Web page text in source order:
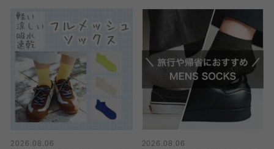
2026.08.06
2026.08.06